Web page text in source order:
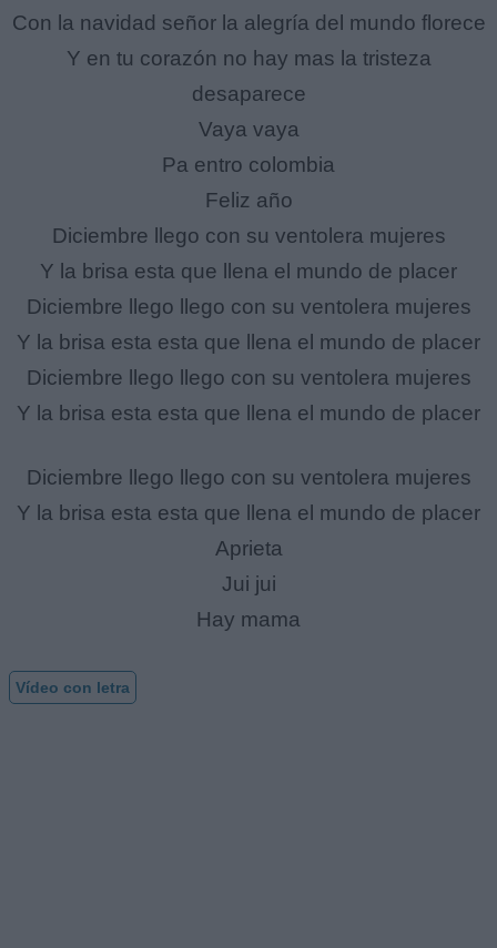
Con la navidad señor la alegría del mundo florece
Y en tu corazón no hay mas la tristeza
desaparece
Vaya vaya
Pa entro colombia
Feliz año
Diciembre llego con su ventolera mujeres
Y la brisa esta que llena el mundo de placer
Diciembre llego llego con su ventolera mujeres
Y la brisa esta esta que llena el mundo de placer
Diciembre llego llego con su ventolera mujeres
Y la brisa esta esta que llena el mundo de placer
Diciembre llego llego con su ventolera mujeres
Y la brisa esta esta que llena el mundo de placer
Aprieta
Jui jui
Hay mama
Vídeo con letra